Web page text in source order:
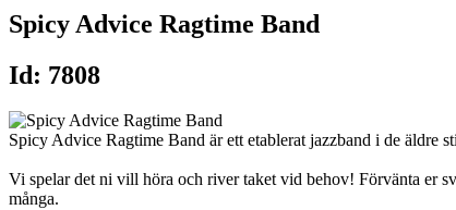
Spicy Advice Ragtime Band
Id: 7808
Spicy Advice Ragtime Band är ett etablerat jazzband i de äldre
Vi spelar det ni vill höra och river taket vid behov! Förvänta er
många.